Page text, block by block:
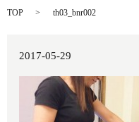
TOP th03_bnr002
2017-05-29